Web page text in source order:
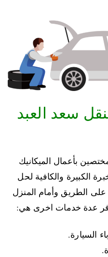
سعد العبد
بأعمال الميكانيك
الكبيرة والكافية لحل
الطريق وأمام المنزل
عدة خدمات اخرى هي:
السيارة.